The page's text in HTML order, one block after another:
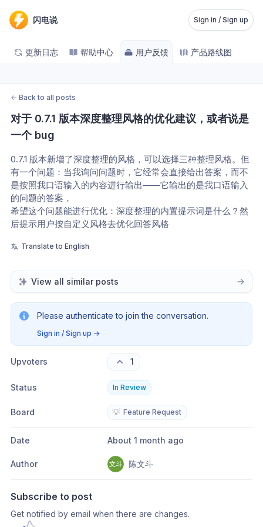
闪电说 Sign in / Sign up
更新日志 帮助中心 用户反馈 产品路线图
← Back to all posts
对于 0.7.1 版本深度整理风格的优化建议，或者说是
一个 bug
0.7.1 版本新增了深度整理的风格，可以选择三种整理风格。但
有一个问题：当我询问问题时，它经常会直接给出答案，而不
是按照我口语输入的内容进行输出——它输出的是我口语输入
的问题的答案，
希望这个问题能进行优化：深度整理的内置提示词是什么？然
后提示用户按自定义风格去优化回答风格
Translate to English
View all similar posts
Please authenticate to join the conversation.
Sign in / Sign up →
Upvoters 1
Status In Review
Board 💡 Feature Request
Date About 1 month ago
Author 陈文斗
Subscribe to post
Get notified by email when there are changes.